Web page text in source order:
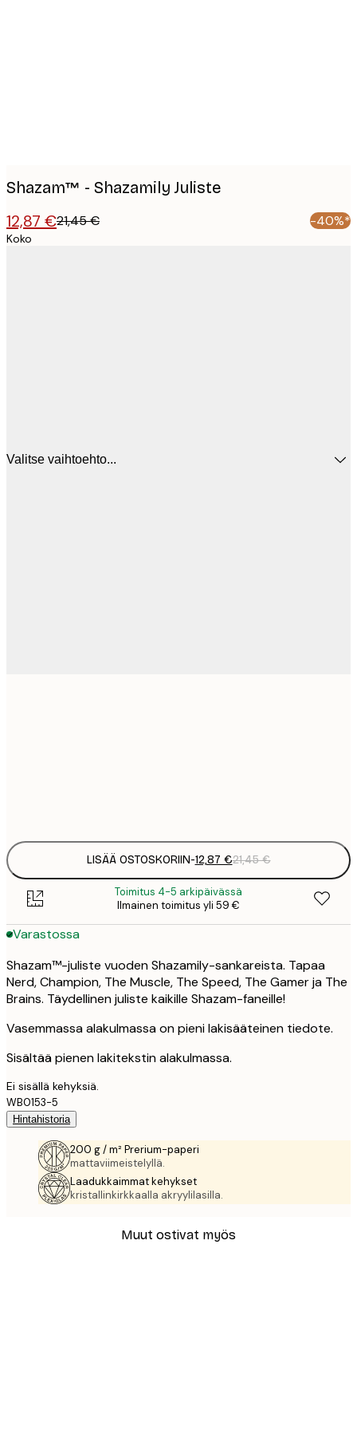
Shazam™ - Shazamily Juliste
12,87 €21,45 € -40%*
Koko
Valitse vaihtoehto...
LISÄÄ OSTOSKORIIN-12,87 €21,45 €
Toimitus 4-5 arkipäivässä
Ilmainen toimitus yli 59 €
Varastossa
Shazam™-juliste vuoden Shazamily-sankareista. Tapaa
Nerd, Champion, The Muscle, The Speed, The Gamer ja The
Brains. Täydellinen juliste kaikille Shazam-faneille!
Vasemmassa alakulmassa on pieni lakisääteinen tiedote.
Sisältää pienen lakitekstin alakulmassa.
Ei sisällä kehyksiä.
WB0153-5
Hintahistoria
200 g / m² Prerium-paperi
mattaviimeistelyllä.
Laadukkaimmat kehykset
kristallinkirkkaalla akryylilasilla.
Muut ostivat myös